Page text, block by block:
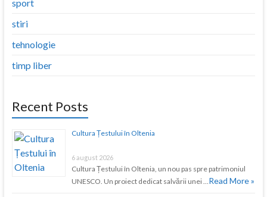
sport
stiri
tehnologie
timp liber
Recent Posts
Cultura Țestului în Oltenia
6 august 2026
Cultura Țestului în Oltenia, un nou pas spre patrimoniul
UNESCO. Un proiect dedicat salvării unei … Read More »